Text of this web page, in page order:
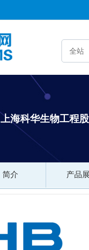
上海科华生物工程
简介 产品